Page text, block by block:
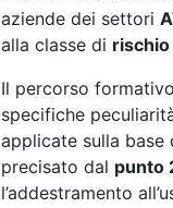
aziende dei settori
alla classe di
Il percorso
specifiche
applicate sulla
precisato dal punto
l’addestramento